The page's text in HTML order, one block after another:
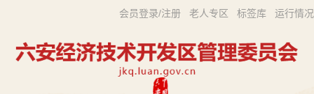
会员登录/注册 老人专区 标签库 运行情况